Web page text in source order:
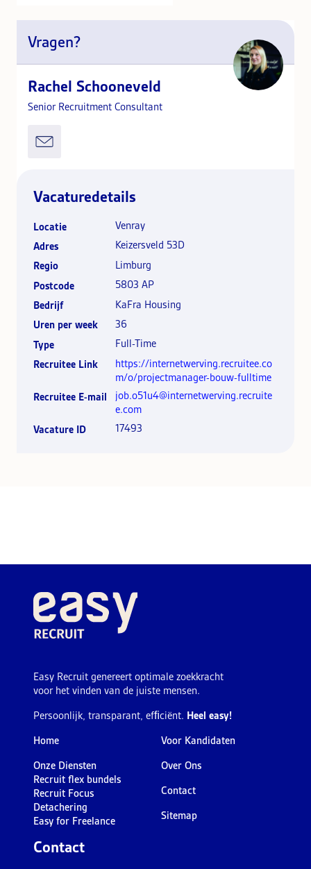
Vragen?
Rachel Schooneveld
Senior Recruitment Consultant
Vacaturedetails
Locatie
Venray
Adres
Keizersveld 53D
Regio
Limburg
Postcode
5803 AP
Bedrijf
KaFra Housing
Uren per week
36
Type
Full-Time
Recruitee Link
https://internetwerving.recruitee.co
m/o/projectmanager-bouw-fulltime
Recruitee E-mail
job.o51u4@internetwerving.recruite
e.com
Vacature ID
17493
Easy Recruit genereert optimale zoekkracht
voor het vinden van de juiste mensen.
Persoonlijk, transparant, efﬁciënt. Heel easy!
Home
Onze Diensten
Recruit flex bundels
Recruit Focus
Detachering
Easy for Freelance
Voor Kandidaten
Over Ons
Contact
Sitemap
Contact